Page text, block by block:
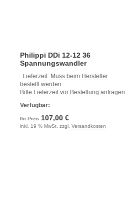
Philippi DDi 12-12 36
Spannungswandler
Lieferzeit: Muss beim Hersteller
bestellt werden
Bitte Lieferzeit vor Bestellung anfragen.
Verfügbar:
Ihr Preis 107,00 €
inkl. 19 % MwSt. zzgl. Versandkosten